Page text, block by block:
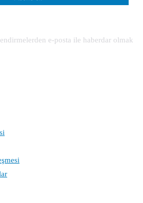
e-posta ile haberdar olmak